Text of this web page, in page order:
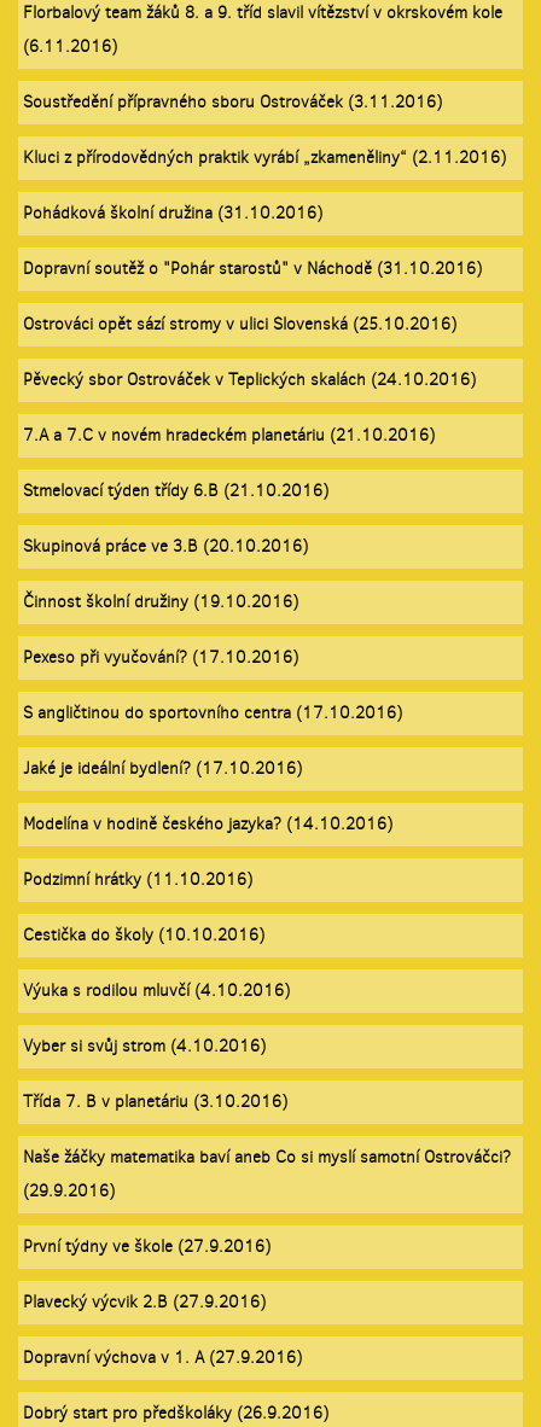
Florbalový team žáků 8. a 9. tříd slavil vítězství v okrskovém kole
(6.11.2016)
Soustředění přípravného sboru Ostrováček (3.11.2016)
Kluci z přírodovědných praktik vyrábí „zkameněliny“ (2.11.2016)
Pohádková školní družina (31.10.2016)
Dopravní soutěž o "Pohár starostů" v Náchodě (31.10.2016)
Ostrováci opět sází stromy v ulici Slovenská (25.10.2016)
Pěvecký sbor Ostrováček v Teplických skalách (24.10.2016)
7.A a 7.C v novém hradeckém planetáriu (21.10.2016)
Stmelovací týden třídy 6.B (21.10.2016)
Skupinová práce ve 3.B (20.10.2016)
Činnost školní družiny (19.10.2016)
Pexeso při vyučování? (17.10.2016)
S angličtinou do sportovního centra (17.10.2016)
Jaké je ideální bydlení? (17.10.2016)
Modelína v hodině českého jazyka? (14.10.2016)
Podzimní hrátky (11.10.2016)
Cestička do školy (10.10.2016)
Výuka s rodilou mluvčí (4.10.2016)
Vyber si svůj strom (4.10.2016)
Třída 7. B v planetáriu (3.10.2016)
Naše žáčky matematika baví aneb Co si myslí samotní Ostrováčci?
(29.9.2016)
První týdny ve škole (27.9.2016)
Plavecký výcvik 2.B (27.9.2016)
Dopravní výchova v 1. A (27.9.2016)
Dobrý start pro předškoláky (26.9.2016)